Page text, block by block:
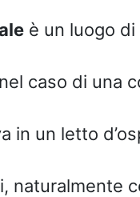
è un luogo di
caso di una
in un letto
naturalmente